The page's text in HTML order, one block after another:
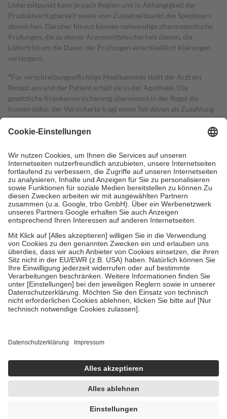
Lieferzeitpunkt kann je nach Region und in Abhängigkeit der
Produktverfügbarkeit sowie vom Zustellzeitpunkt des Spediteurs
abweichen. Darüber hinaus können notwendige pharmazeutische
Prüfungen, die zu deiner Arzneimittelsicherheit dienen, die
Lieferfrist um die Dauer der Prüfungen einschließlich Klärungen
verlängern.
4Für verschreibungspflichtige Medikamente stellt der Arzt ein
Rezept aus und der Patient erhält sie in der Apotheke. Die
gesetzliche Krankenversicherung übernimmt in der Regel die
Kosten dafür, der Versicherte trägt einen Teil davon als Zuzahlung
mit.
Grundsätzlich leisten Mitglieder Zuzahlungen in Höhe von zehn
höchstens zehn Euro.
Es sind jedoch nie mehr als die tatsächlichen
Kosten der Leistung zu entrichten.
Diese Regeln gelten grundsätzlich auch für Online-Apotheken.
Bei Heilmitteln und häuslicher Krankenpflege beträgt die
Zuzahlung zehn Prozent der Kosten sowie zehn Euro je
Verordnung.
Um das Engagement der Versicherten für ihre eigene Gesundheit zu
stärken und die besondere Stellung der Familie zu unterstützen,
fallenkeine Zuzahlungenan bei:
• Kindern und Jugendlichen bis zum vollendeten 18. Lebensjahr
mit Ausnahme der Fahrkosten
• Untersuchungen zur Vorsorge und Früherkennung, die von der
GKV getragen werden
• empfohlenen Schutzimpfungen
• Harn- und Blutteststreifen
getroffen, um sicherzustellen, dass es sich um echte Bewertungen
https://help.etrusted.com/hc/de/articles/4419944605341
Einige Bilder und Inhalte wurden unter Zuhilfenahme künstlicher